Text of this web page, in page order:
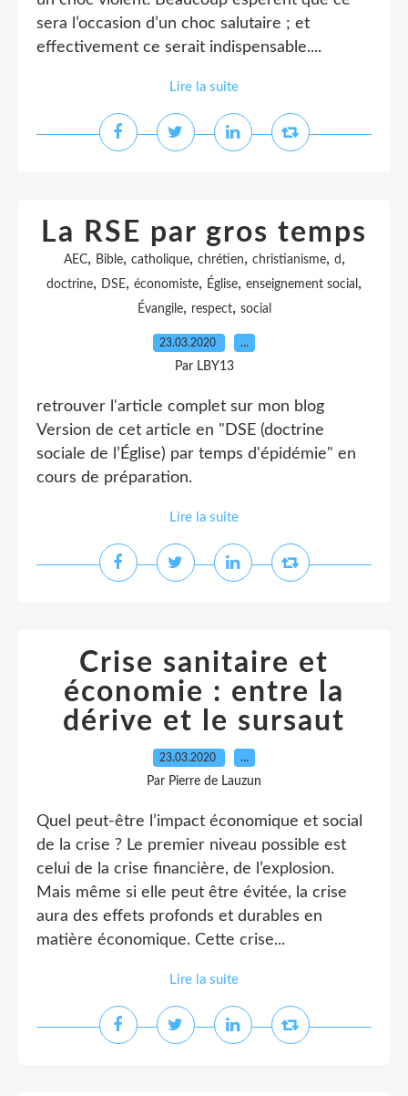
sera l’occasion d’un choc salutaire ; et
effectivement ce serait indispensable....
Lire la suite
La RSE par gros temps
AEC, Bible, catholique, chrétien, christianisme, d ,
doctrine, DSE, économiste, Église, enseignement social ,
Évangile, respect, social
23.03.2020 …
Par LBY13
retrouver l'article complet sur mon blog
Version de cet article en "DSE (doctrine
sociale de l’Église) par temps d'épidémie" en
cours de préparation.
Lire la suite
Crise sanitaire et
économie : entre la
dérive et le sursaut
23.03.2020 …
Par Pierre de Lauzun
Quel peut-être l’impact économique et social
de la crise ? Le premier niveau possible est
celui de la crise financière, de l’explosion.
Mais même si elle peut être évitée, la crise
aura des effets profonds et durables en
matière économique. Cette crise...
Lire la suite